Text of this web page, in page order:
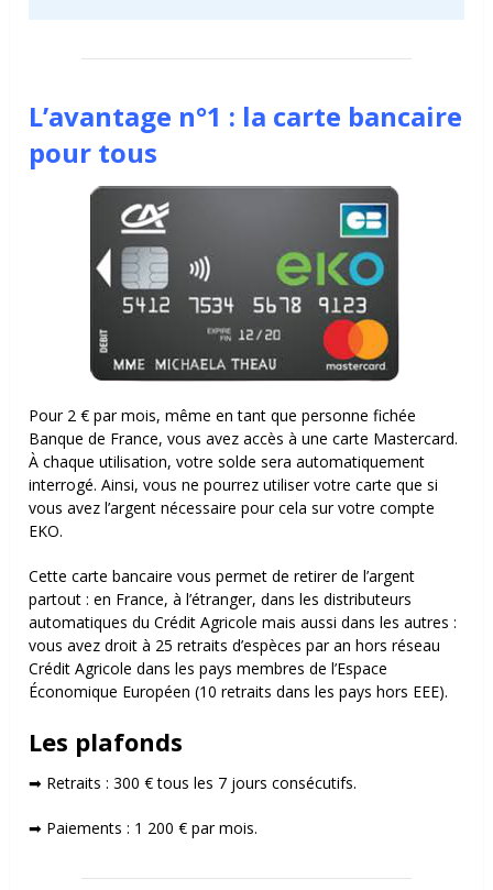
L’avantage n°1 : la carte bancaire
pour tous
Pour 2 € par mois, même en tant que personne fichée
Banque de France, vous avez accès à une carte Mastercard.
À chaque utilisation, votre solde sera automatiquement
interrogé. Ainsi, vous ne pourrez utiliser votre carte que si
vous avez l’argent nécessaire pour cela sur votre compte
EKO.
Cette carte bancaire vous permet de retirer de l’argent
partout : en France, à l’étranger, dans les distributeurs
automatiques du Crédit Agricole mais aussi dans les autres :
vous avez droit à 25 retraits d’espèces par an hors réseau
Crédit Agricole dans les pays membres de l’Espace
Économique Européen (10 retraits dans les pays hors EEE).
Les plafonds
➡ Retraits : 300 € tous les 7 jours consécutifs.
➡ Paiements : 1 200 € par mois.